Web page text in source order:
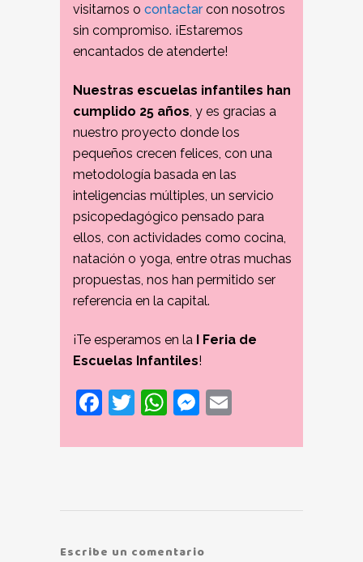
visitarnos o contactarcon nosotros
sin compromiso. ¡Estaremos
encantados de atenderte!
Nuestras escuelas infantiles han
cumplido 25 años, y es gracias a
nuestro proyecto donde los
pequeños crecen felices, con una
metodología basada en las
inteligencias múltiples, un servicio
psicopedagógico pensado para
ellos, con actividades como cocina,
natación o yoga, entre otras muchas
propuestas, nos han permitido ser
referencia en la capital.
¡Te esperamos en la I Feria de
Escuelas Infantiles!
Facebook
Twitter
WhatsApp
Messenger
Escribe un comentario